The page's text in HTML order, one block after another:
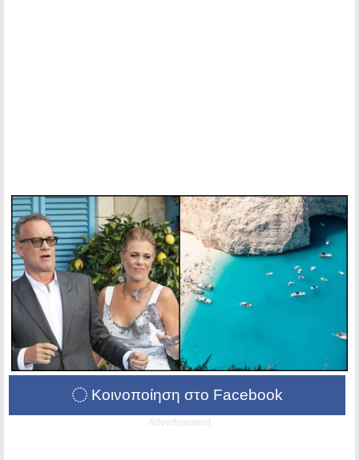
Κοινοποίηση στο Facebook
Advertisement